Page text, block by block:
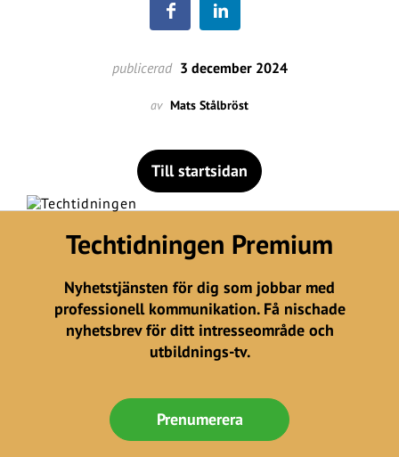
publicerad 3 december 2024
av Mats Stålbröst
Till startsidan
Techtidningen Premium
Nyhetstjänsten för dig som jobbar med
professionell kommunikation. Få nischade
nyhetsbrev för ditt intresseområde och
utbildnings-tv.
Prenumerera